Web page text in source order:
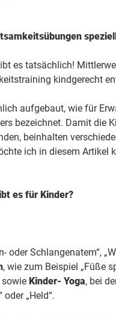
es tatsächlich!
kindgerecht
aufgebaut, wie für
bezeichnet. Damit die
beinhalten
ich in diesem Artikel
es für Kinder?
oder Schlangenatem“,
, wie zum Beispiel „Füße
sowie Kinder- Yoga, bei
oder „Held“.